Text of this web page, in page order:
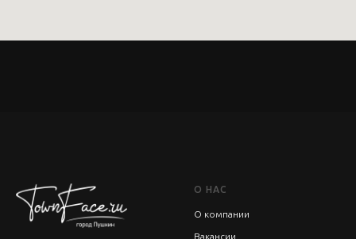
О НАС
О компании
Вакансии